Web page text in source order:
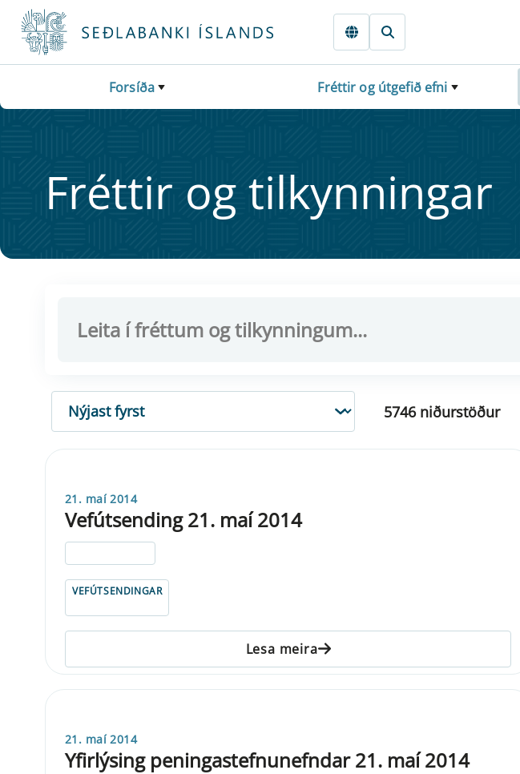
Fara beint í Meginmál
Forsíða Fréttir og útgefið efni
Frétt­ir og til­kynn­ing­ar
RÖÐUN
5746 niðurstöður
21. maí 2014
Vefútsending 21. maí 2014
VEFÚTSENDINGAR
Lesa meira
21. maí 2014
Yfirlýsing peningastefnunefndar 21. maí 2014